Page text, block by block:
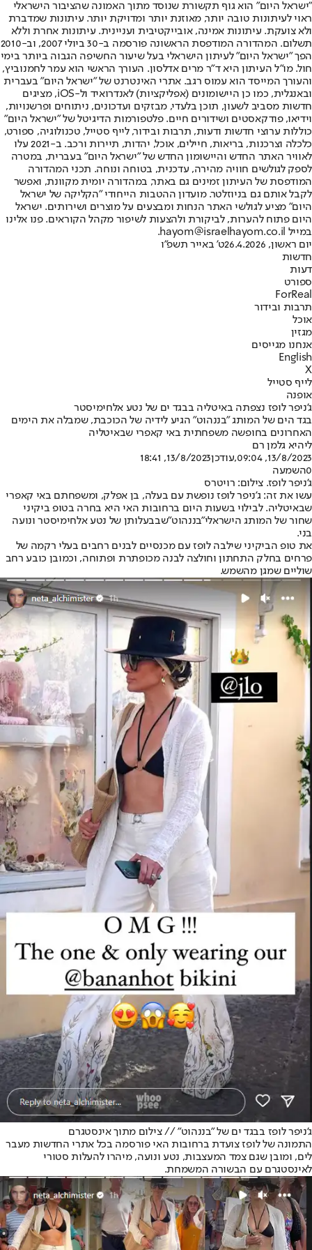
"ישראל היום" הוא גוף תקשורת שנוסד מתוך האמונה שהציבור הישראלי
ראוי לעיתונות טובה יותר, מאוזנת יותר ומדויקת יותר. עיתונות שמדברת
ולא צועקת. עיתונות אמינה, אובייקטיבית ועניינית. עיתונות אחרת וללא
תשלום. המהדורה המודפסת הראשונה פורסמה ב-30 ביולי 2007, וב-2010
הפך "ישראל היום" לעיתון הישראלי בעל שיעור החשיפה הגבוה ביותר בימי
חול. מו"ל העיתון היא ד"ר מרים אדלסון. העורך הראשי הוא עמר לחמנוביץ,
והעורך המייסד הוא עמוס רגב. אתרי האינטרנט של "ישראל היום" בעברית
ובאנגלית, כמו כן היישומונים (אפליקציות) לאנדרואיד ול-iOS, מציגים
חדשות מסביב לשעון, תוכן בלעדי, מבזקים ועדכונים, ניתוחים ופרשנויות,
וידיאו, פודקאסטים ושידורים חיים. פלטפורמות הדיגיטל של "ישראל היום"
כוללות ערוצי חדשות ודעות, תרבות ובידור, לייף סטייל, טכנולוגיה, ספורט,
כלכלה וצרכנות, בריאות, חיילים, אוכל, יהדות, תיירות ורכב. ב-2021 עלו
לאוויר האתר החדש והיישומון החדש של "ישראל היום" בעברית, במטרה
לספק לגולשים חוויה מהירה, עדכנית, בטוחה ונוחה. תכני המהדורה
המודפסת של העיתון זמינים גם באתר, במהדורה יומית מקוונת, ואפשר
לקבל אותם גם בניוזלטר. מועדון ההטבות הייחודי "הקליקה של ישראל
היום" מציע לגולשי האתר הנחות ומבצעים על מוצרים ושירותים. ישראל
היום פתוח להערות, לביקורת ולהצעות לשיפור מקהל הקוראים. פנו אלינו
במייל hayom@israelhayom.co.il.
יום ראשון, 26.4.2026
ט' באייר תשפ"ו
חדשות
דעות
ספורט
ForReal
תרבות ובידור
אוכל
מגזין
אנחנו מגייסים
English
X
לייף סטייל
אופנה
ג'ניפר לופז נצפתה באיטליה בבגד ים של נטע אלחימיסטר
בגד הים של המותג "בננהוט" הגיע לידיה של הכוכבת, שמבלה את הימים
האחרונים בחופשה משפחתית באי קאפרי שבאיטליה
ליהיא גלמן רם
13/8/2023, 09:04
,עודכן13/8/2023, 18:41
0השמעה
ג'ניפר לופז. צילום: רויטרס
עשו את זה: ג'ניפר לופז נופשת עם בעלה, בן אפלק, ומשפחתם באי קאפרי
שבאיטליה. לבילוי בשעות היום ברחובות האי היא בחרה בטופ ביקיני
שחור של המותג הישראלי"בננהוט"שבבעלותן של נטע אלחימיסטר ונועה
בני.
את טופ הביקיני שילבה לופז עם מכנסיים לבנים רחבים בעלי רקמה של
פרחים בחלק התחתון וחולצה לבנה מכופתרת ופתוחה, וכמובן כובע רחב
שוליים שמגן מהשמש.
ג'ניפר לופז בבגד ים של "בננהוט" // צילום מתוך אינסטגרם
התמונה של לופז צועדת ברחובות האי פורסמה בכל אתרי החדשות מעבר
לים, ומובן שגם צמד המעצבות, נטע ונועה, מיהרו להעלות סטורי
לאינסטגרם עם הבשורה המשמחת.